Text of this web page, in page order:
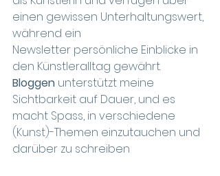
einen gewissen Unterhaltungswert,
während ein
Newsletter persönliche Einblicke in
den Künstleralltag gewährt.
Bloggen unterstützt meine
Sichtbarkeit auf Dauer, und es
macht Spass, in verschiedene
(Kunst)-Themen einzutauchen und
darüber zu schreiben